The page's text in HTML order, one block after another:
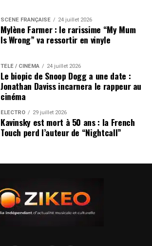
SCÈNE FRANÇAISE 24 juillet 2026
Mylène Farmer : le rarissime “My Mum
Is Wrong” va ressortir en vinyle
TÉLÉ / CINÉMA 24 juillet 2026
Le biopic de Snoop Dogg a une date :
Jonathan Daviss incarnera le rappeur au
cinéma
ÉLECTRO 29 juillet 2026
Kavinsky est mort à 50 ans : la French
Touch perd l’auteur de “Nightcall”